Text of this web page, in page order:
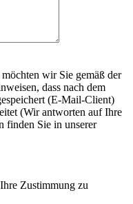
wir Sie gemäß der
dass nach dem
(E-Mail-Client)
(Wir antworten auf Ihre
finden Sie in unserer
Zustimmung zu